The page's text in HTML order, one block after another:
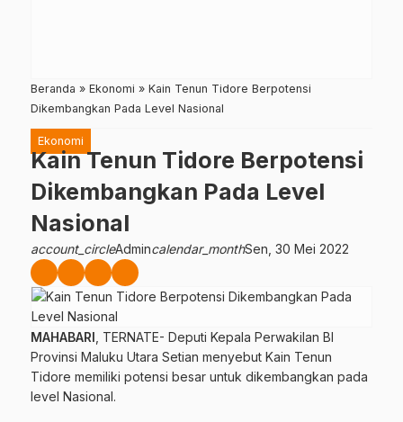
Beranda » Ekonomi » Kain Tenun Tidore Berpotensi
Dikembangkan Pada Level Nasional
Ekonomi
Kain Tenun Tidore Berpotensi
Dikembangkan Pada Level
Nasional
account_circleAdmincalendar_monthSen, 30 Mei 2022
MAHABARI , TERNATE- Deputi Kepala Perwakilan BI
Provinsi Maluku Utara Setian menyebut Kain Tenun
Tidore memiliki potensi besar untuk dikembangkan pada
level Nasional.